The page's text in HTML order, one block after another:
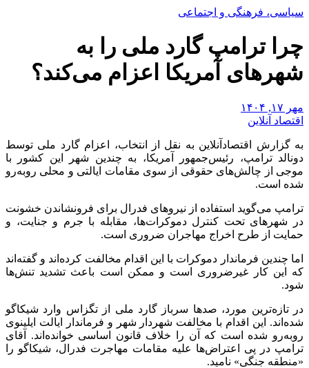
سیاسی، فرهنگی و اجتماعی
چرا ترامپ گارد ملی را به
شهر‌های آمریکا اعزام می‌کند؟
مهر ۱۷, ۱۴۰۴
اقتصاد آنلاین
به گزارش اقتصادآنلاین به نقل از انتخاب، اعزام گارد ملی توسط
دونالد ترامپ، رئیس‌جمهور آمریکا، به چندین شهر این کشور با
موجی از چالش‌های حقوقی از سوی مقامات ایالتی و محلی روبه‌رو
شده است.
ترامپ می‌گوید استفاده از نیرو‌های فدرال برای فرونشاندن خشونت
در شهر‌های تحت کنترل دموکرات‌ها، مقابله با جرم و جنایت، و
حمایت از طرح اخراج مهاجران ضروری است.
اما چندین فرماندار دموکرات با این اقدام مخالفت کرده‌اند و گفته‌اند
که این کار غیرضروری است و ممکن است باعث تشدید تنش‌ها
شود.
در تازه‌ترین مورد، صد‌ها سرباز گارد ملی از تگزاس وارد شیکاگو
شده‌اند. این اقدام با مخالفت شهردار شهر و فرماندار ایالت ایلینوی
رو‌به‌رو شده است که آن را خلاف قانون اساسی خوانده‌اند. آقای
ترامپ در پی اعتراض‌ها علیه مقامات مهاجرت فدرال، شیکاگو را
«منطقه جنگی» نامید.